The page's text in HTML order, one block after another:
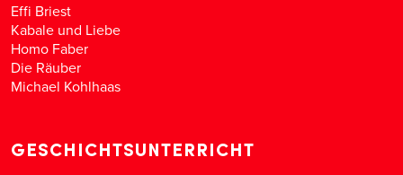
Effi Briest
Kabale und Liebe
Homo Faber
Die Räuber
Michael Kohlhaas
GESCHICHTSUNTERRICHT